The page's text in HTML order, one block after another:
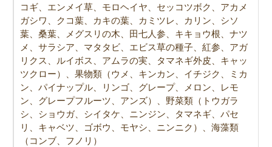
コギ、エンメイ草、モロヘイヤ、セッコツボク、アカメ
ガシワ、クコ葉、カキの葉、カミツレ、カリン、シソ
葉、桑葉、メグスリの木、田七人参、キキョウ根、ナツ
メ、サラシア、マタタビ、エビス草の種子、紅参、アガ
リクス、ルイボス、アムラの実、タマネギ外皮、キャッ
ツクロー）、果物類（ウメ、キンカン、イチジク、ミカ
ン、パイナップル、リンゴ、グレープ、メロン、レモ
ン、グレープフルーツ、アンズ）、野菜類（トウガラ
シ、ショウガ、シイタケ、ニンジン、タマネギ、パセ
リ、キャベツ、ゴボウ、モヤシ、ニンニク）、海藻類
（コンブ、フノリ）